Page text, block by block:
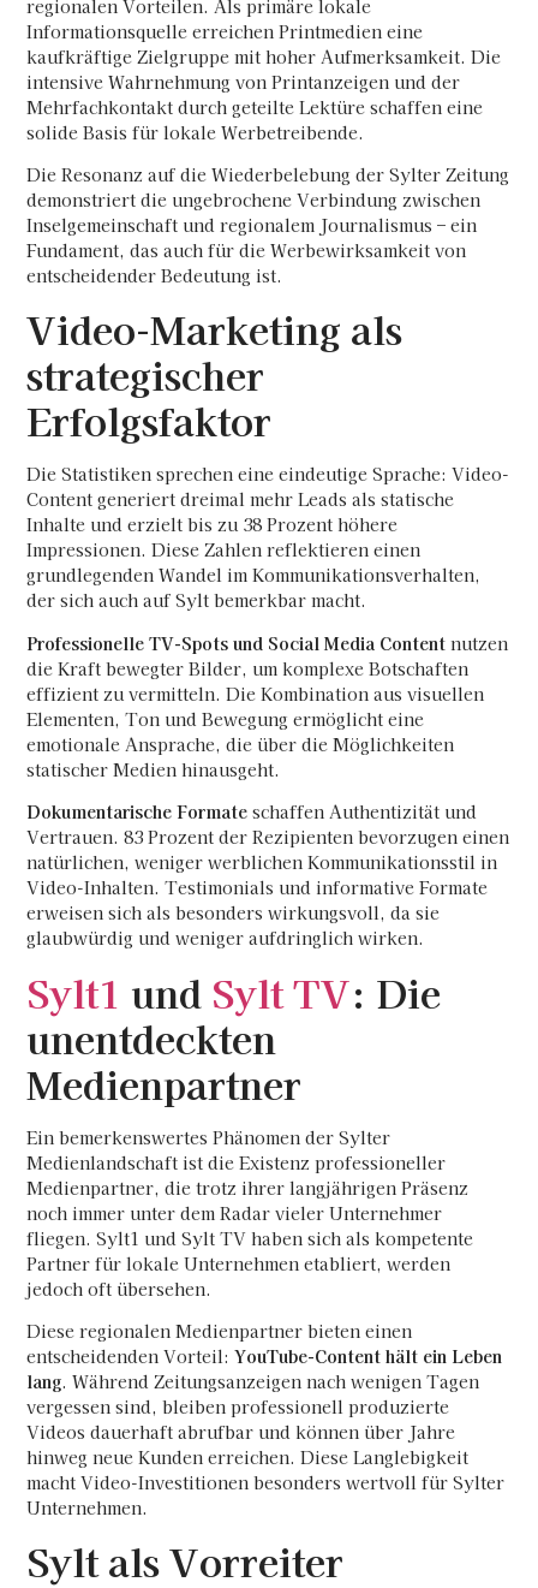
regionalen Vorteilen. Als primäre lokale
Informationsquelle erreichen Printmedien eine
kaufkräftige Zielgruppe mit hoher Aufmerksamkeit. Die
intensive Wahrnehmung von Printanzeigen und der
Mehrfachkontakt durch geteilte Lektüre schaffen eine
solide Basis für lokale Werbetreibende.
Die Resonanz auf die Wiederbelebung der Sylter Zeitung
demonstriert die ungebrochene Verbindung zwischen
Inselgemeinschaft und regionalem Journalismus – ein
Fundament, das auch für die Werbewirksamkeit von
entscheidender Bedeutung ist.
Video-Marketing als
strategischer
Erfolgsfaktor
Die Statistiken sprechen eine eindeutige Sprache: Video-
Content generiert dreimal mehr Leads als statische
Inhalte und erzielt bis zu 38 Prozent höhere
Impressionen. Diese Zahlen reflektieren einen
grundlegenden Wandel im Kommunikationsverhalten,
der sich auch auf Sylt bemerkbar macht.
Professionelle TV-Spots und Social Media Content nutzen
die Kraft bewegter Bilder, um komplexe Botschaften
effizient zu vermitteln. Die Kombination aus visuellen
Elementen, Ton und Bewegung ermöglicht eine
emotionale Ansprache, die über die Möglichkeiten
statischer Medien hinausgeht.
Dokumentarische Formate schaffen Authentizität und
Vertrauen. 83 Prozent der Rezipienten bevorzugen einen
natürlichen, weniger werblichen Kommunikationsstil in
Video-Inhalten. Testimonials und informative Formate
erweisen sich als besonders wirkungsvoll, da sie
glaubwürdig und weniger aufdringlich wirken.
Sylt1 und Sylt TV: Die
unentdeckten
Medienpartner
Ein bemerkenswertes Phänomen der Sylter
Medienlandschaft ist die Existenz professioneller
Medienpartner, die trotz ihrer langjährigen Präsenz
noch immer unter dem Radar vieler Unternehmer
fliegen. Sylt1 und Sylt TV haben sich als kompetente
Partner für lokale Unternehmen etabliert, werden
jedoch oft übersehen.
Diese regionalen Medienpartner bieten einen
entscheidenden Vorteil:YouTube-Content hält ein Leben
lang. Während Zeitungsanzeigen nach wenigen Tagen
vergessen sind, bleiben professionell produzierte
Videos dauerhaft abrufbar und können über Jahre
hinweg neue Kunden erreichen. Diese Langlebigkeit
macht Video-Investitionen besonders wertvoll für Sylter
Unternehmen.
Sylt als Vorreiter